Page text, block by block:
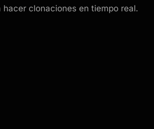
hacer clonaciones en tiempo real.